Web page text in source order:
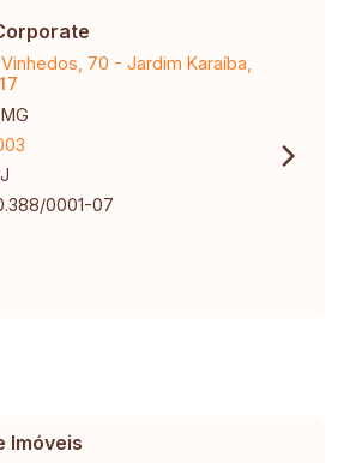
70 - Jardim Karaíba,
0001-07
Imóveis